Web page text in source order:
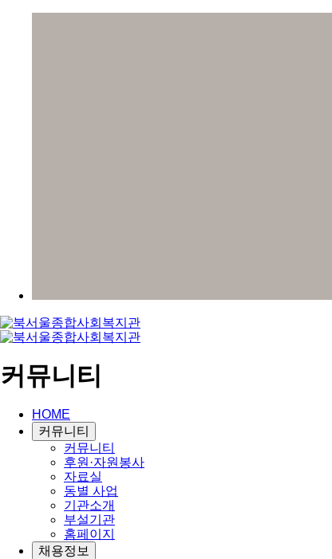
커뮤니티
HOME
커뮤니티
커뮤니티
후원·자원봉사
자료실
동별 사업
기관소개
부설기관
홈페이지
채용정보